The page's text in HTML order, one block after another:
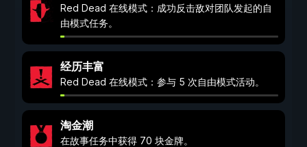
Red Dead 在线模式：成功反击敌对团队发起的自
由模式任务。
经历丰富
Red Dead 在线模式：参与 5 次自由模式活动。
淘金潮
在故事任务中获得 70 块金牌。